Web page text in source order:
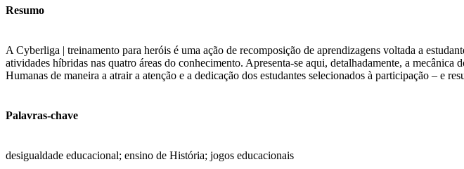
Resumo
A Cyberliga | treinamento para heróis é uma ação de recomposição de aprendizagens voltada a
atividades híbridas nas quatro áreas do conhecimento. Apresenta-se aqui, detalhadamente, a
Humanas de maneira a atrair a atenção e a dedicação dos estudantes selecionados à participação – e
Palavras-chave
desigualdade educacional; ensino de História; jogos educacionais